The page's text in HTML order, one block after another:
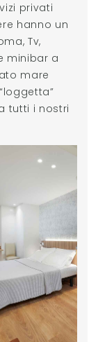
privati
hanno un
Tv,
minibar a
mare
tutti i nostri